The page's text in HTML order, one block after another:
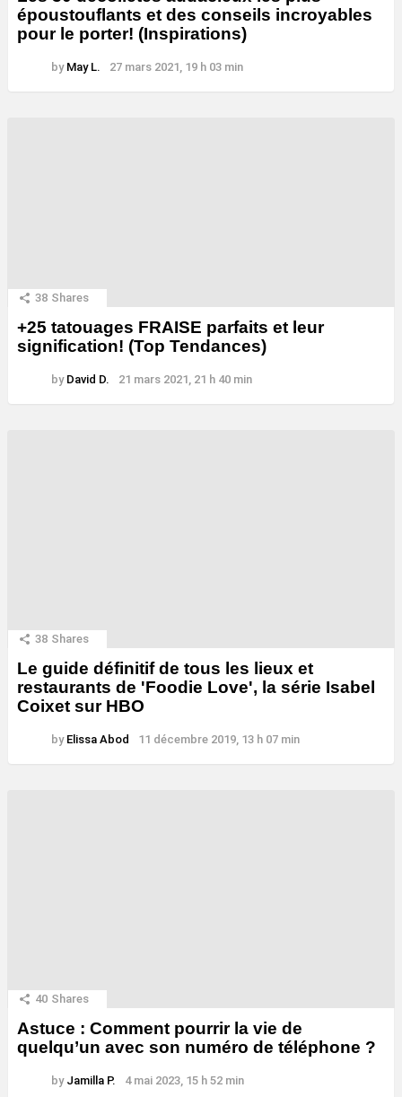
époustouflants et des conseils incroyables
pour le porter! (Inspirations)
by May L. 27 mars 2021, 19 h 03 min
38 Shares
+25 tatouages ​​FRAISE parfaits et leur
signification! (Top Tendances)
by David D. 21 mars 2021, 21 h 40 min
38 Shares
Le guide définitif de tous les lieux et
restaurants de 'Foodie Love', la série Isabel
Coixet sur HBO
by Elissa Abod 11 décembre 2019, 13 h 07 min
40 Shares
Astuce : Comment pourrir la vie de
quelqu’un avec son numéro de téléphone ?
by Jamilla P. 4 mai 2023, 15 h 52 min